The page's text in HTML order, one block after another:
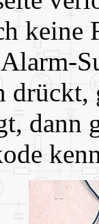
keine
drückt,